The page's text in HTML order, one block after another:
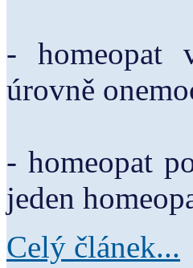
- homeopat
úrovně
- homeopat
jeden
Celý článek...